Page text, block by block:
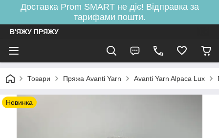
Доставка Prom SMART не діє! Відправка за
тарифами пошти.
В'ЯЖУ ПРЯЖУ
Товари Пряжа Avanti Yarn Avanti Yarn Alpaca Lux
Новинка